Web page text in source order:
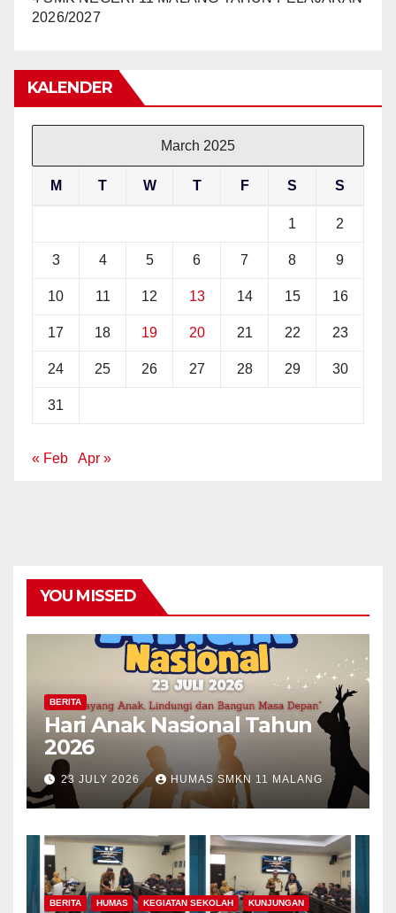
2026/2027
KALENDER
March 2025
M T W T F S S
1 2
3 4 5 6 7 8 9
10 11 12 13 14 15 16
17 18 19 20 21 22 23
24 25 26 27 28 29 30
31
« Feb Apr »
YOU MISSED
BERITA
Hari Anak Nasional Tahun
2026
23 JULY 2026 HUMAS SMKN 11 MALANG
BERITA HUMAS KEGIATAN SEKOLAH KUNJUNGAN